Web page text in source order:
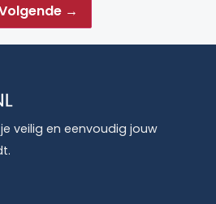
→
veilig en eenvoudig jouw